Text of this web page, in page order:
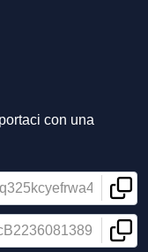
con una